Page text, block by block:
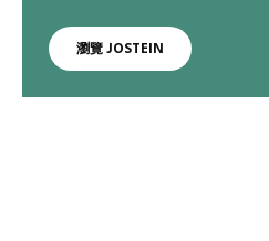
瀏覽 JOSTEIN